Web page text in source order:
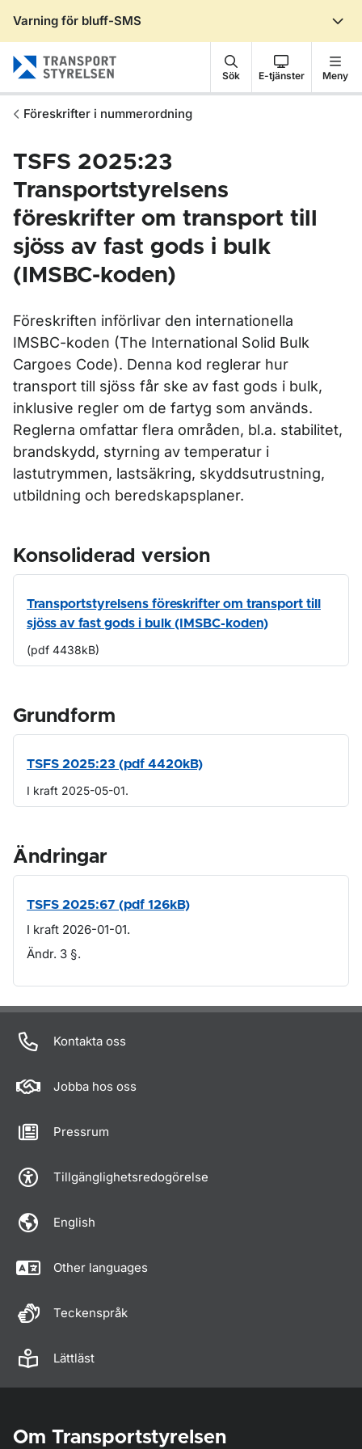
Varning för bluff-SMS
Sök E-tjänster Meny
Föreskrifter i nummerordning
TSFS 2025:23
Transportstyrelsens
föreskrifter om transport till
sjöss av fast gods i bulk
(IMSBC-koden)
Föreskriften införlivar den internationella
IMSBC-koden (The International Solid Bulk
Cargoes Code). Denna kod reglerar hur
transport till sjöss får ske av fast gods i bulk,
inklusive regler om de fartyg som används.
Reglerna omfattar flera områden, bl.a. stabilitet,
brandskydd, styrning av temperatur i
lastutrymmen, lastsäkring, skyddsutrustning,
utbildning och beredskapsplaner.
Konsoliderad version
Transportstyrelsens föreskrifter om transport till
sjöss av fast gods i bulk (IMSBC-koden)
(pdf 4438kB)
Grundform
TSFS 2025:23 (pdf 4420kB)
I kraft 2025-05-01.
Ändringar
TSFS 2025:67 (pdf 126kB)
I kraft 2026-01-01.
Ändr. 3 §.
Om sidan
Kontakta oss
Jobba hos oss
Pressrum
Tillgänglighetsredogörelse
English
Other languages
Teckenspråk
Lättläst
Om Transportstyrelsen